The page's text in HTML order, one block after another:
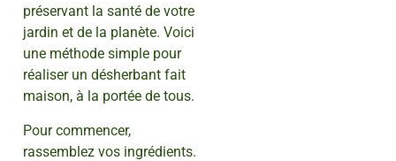
préservant la santé de votre
jardin et de la planète. Voici
une méthode simple pour
réaliser un désherbant fait
maison, à la portée de tous.
Pour commencer,
rassemblez vos ingrédients.